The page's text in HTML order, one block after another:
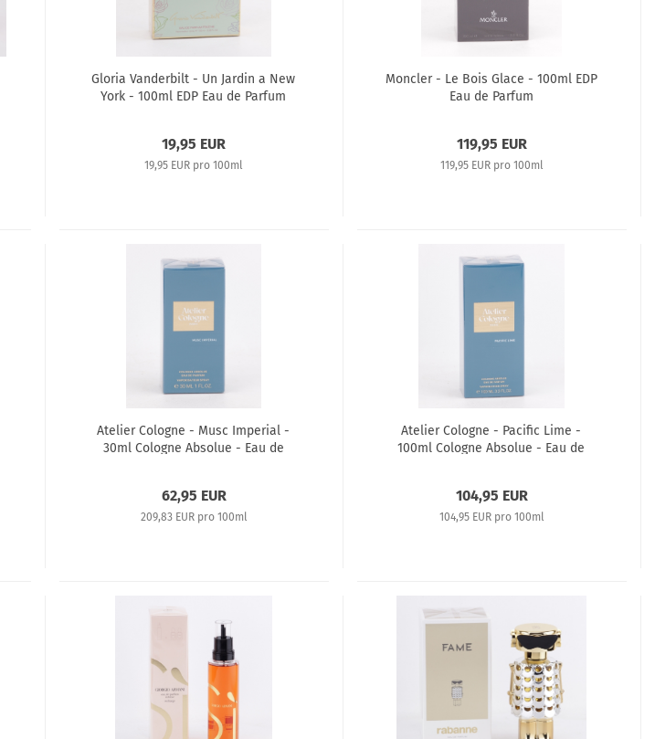
Gloria Vanderbilt - Un Jardin a New
York - 100ml EDP Eau de Parfum
19,95 EUR
19,95 EUR pro 100ml
Moncler - Le Bois Glace - 100ml EDP
Eau de Parfum
119,95 EUR
119,95 EUR pro 100ml
Atelier Cologne - Musc Imperial -
30ml Cologne Absolue - Eau de
62,95 EUR
209,83 EUR pro 100ml
Atelier Cologne - Pacific Lime -
100ml Cologne Absolue - Eau de
104,95 EUR
104,95 EUR pro 100ml